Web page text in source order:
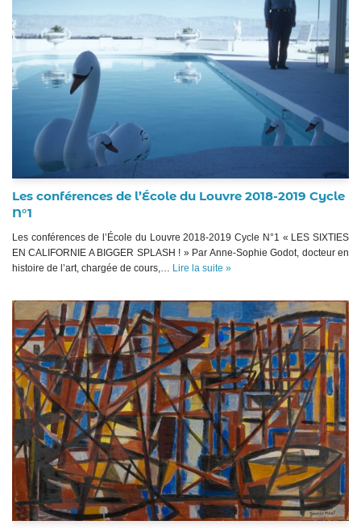
Les conférences de l’École du Louvre 2018-2019 Cycle
N°1
Les conférences de l’École du Louvre 2018-2019 Cycle N°1 « LES SIXTIES
EN CALIFORNIE A BIGGER SPLASH ! » Par Anne-Sophie Godot, docteur en
histoire de l’art, chargée de cours,… Lire la suite »